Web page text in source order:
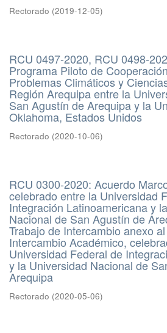
Rectorado (2019-12-05)
RCU 0497-2020, RCU 0498-
Programa Piloto de
Problemas Climáticos y
Región Arequipa entre la
San Agustín de Arequipa y la
Oklahoma, Estados Unidos
Rectorado (2020-10-06)
RCU 0300-2020: Acuerdo
celebrado entre la Universidad
Integración Latinoamericana y
Nacional de San Agustín de
Trabajo de Intercambio anexo
Intercambio Académico,
Universidad Federal de
y la Universidad Nacional de
Arequipa
Rectorado (2020-05-06)